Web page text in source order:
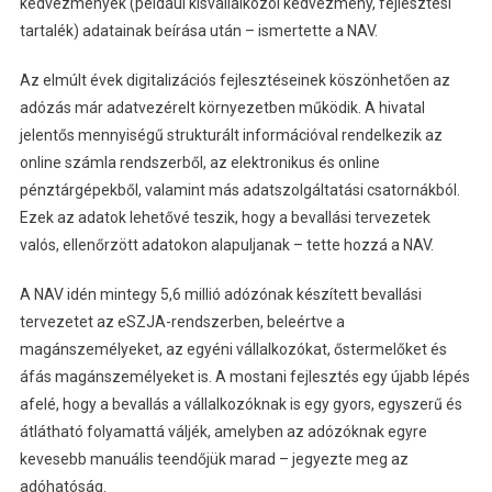
tartalék) adatainak beírása után – ismertette a NAV.
Az elmúlt évek digitalizációs fejlesztéseinek köszönhetően az
adózás már adatvezérelt környezetben működik. A hivatal
jelentős mennyiségű strukturált információval rendelkezik az
online számla rendszerből, az elektronikus és online
pénztárgépekből, valamint más adatszolgáltatási csatornákból.
Ezek az adatok lehetővé teszik, hogy a bevallási tervezetek
valós, ellenőrzött adatokon alapuljanak – tette hozzá a NAV.
A NAV idén mintegy 5,6 millió adózónak készített bevallási
tervezetet az eSZJA-rendszerben, beleértve a
magánszemélyeket, az egyéni vállalkozókat, őstermelőket és
áfás magánszemélyeket is. A mostani fejlesztés egy újabb lépés
afelé, hogy a bevallás a vállalkozóknak is egy gyors, egyszerű és
átlátható folyamattá váljék, amelyben az adózóknak egyre
kevesebb manuális teendőjük marad – jegyezte meg az
adóhatóság.